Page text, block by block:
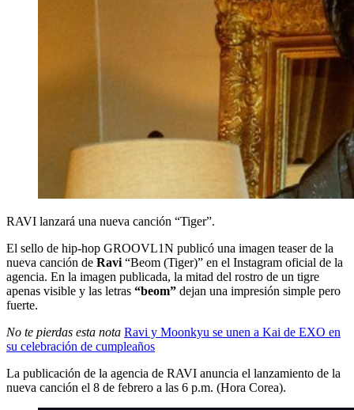
RAVI lanzará una nueva canción “Tiger”.
El sello de hip-hop GROOVL1N publicó una imagen teaser de la
nueva canción de Ravi “Beom (Tiger)” en el Instagram oficial de la
agencia. En la imagen publicada, la mitad del rostro de un tigre
apenas visible y las letras “beom” dejan una impresión simple pero
fuerte.
No te pierdas esta nota Ravi y Moonkyu se unen a Kai de EXO en
su celebración de cumpleaños
La publicación de la agencia de RAVI anuncia el lanzamiento de la
nueva canción el 8 de febrero a las 6 p.m. (Hora Corea).